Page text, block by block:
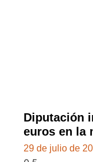
Diputación
euros en la
29 de julio de